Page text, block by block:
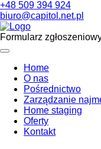
+48 509 394 924
biuro@capitol.net.pl
Formularz
Home
O nas
Pośrednictwo
Zarządzanie
Home staging
Oferty
Kontakt